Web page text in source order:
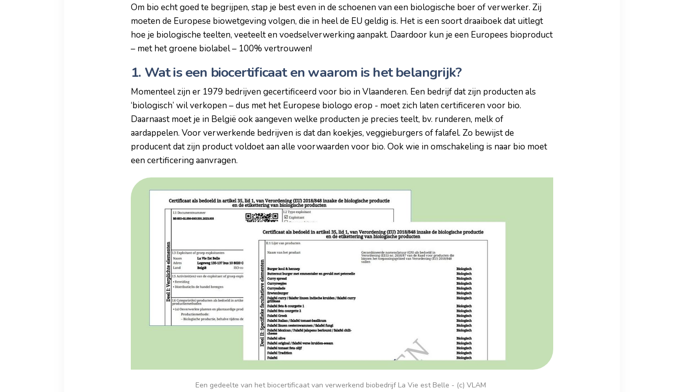
Om bio echt goed te begrijpen, stap je best even in de schoenen van een biologische boer of verwerker. Zij
moeten de Europese biowetgeving volgen, die in heel de EU geldig is. Het is een soort draaiboek dat uitlegt
hoe je biologische teelten, veeteelt en voedselverwerking aanpakt. Daardoor kun je een Europees bioproduct
– met het groene biolabel – 100% vertrouwen!
1. Wat is een biocertificaat en waarom is het belangrijk?
Momenteel zijn er 1979 bedrijven gecertificeerd voor bio in Vlaanderen. Een bedrijf dat zijn producten als
‘biologisch’ wil verkopen – dus met het Europese biologo erop - moet zich laten certificeren voor bio.
Daarnaast moet je in België ook aangeven welke producten je precies teelt, bv. runderen, melk of
aardappelen. Voor verwerkende bedrijven is dat dan koekjes, veggieburgers of falafel. Zo bewijst de
producent dat zijn product voldoet aan alle voorwaarden voor bio. Ook wie in omschakeling is naar bio moet
een certificering aanvragen.
Een gedeelte van het biocertificaat van verwerkend biobedrijf La Vie est Belle - (c) VLAM